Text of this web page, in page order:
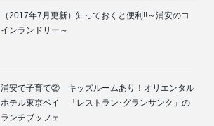
（2017年7月更新）知っておくと便利!!～浦安のコ
インランドリー～
浦安で子育て② キッズルームあり！オリエンタル
ホテル東京ベイ 「レストラン･グランサンク」の
ランチブッフェ